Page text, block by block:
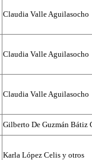
Claudia Valle Aguilasocho
Claudia Valle Aguilasocho
Claudia Valle Aguilasocho
Gilberto De Guzmán Bátiz
Karla López Celis y otros